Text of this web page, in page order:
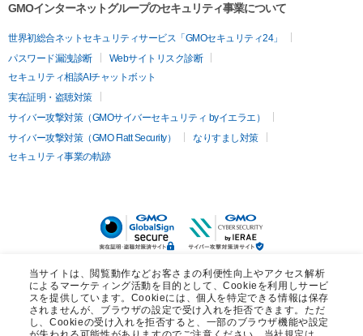
当サイトは、閲覧動作などお客さまの利便性向上やアクセス解析
によるマーケティング活動を目的として、Cookieを利用しサービ
スを提供しています。Cookieには、個人を特定できる情報は保存
されませんが、ブラウザの設定で受け入れを拒否できます。ただ
し、Cookieの受け入れを拒否すると、一部のブラウザ機能や設定
GMOインターネットグループのセキュリティ事業について
世界初総合ネットセキュリティサービス「GMOセキュリティ24」
パスワード漏洩診断
Webサイトリスク診断
セキュリティ相談AIチャットボット
実在証明・盗聴対策
サイバー攻撃対策（GMOサイバーセキュリティ byイエラエ）
サイバー攻撃対策（GMO Flatt Security）
なりすまし対策
セキュリティ事業の軌跡